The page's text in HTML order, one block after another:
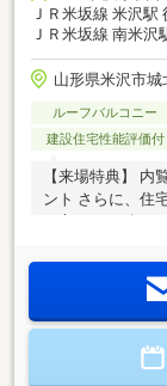
ＪＲ米坂線 米沢駅
ＪＲ米坂線 南米沢
山形県米沢市城
ルーフバルコニー
建設住宅性能評価付
【来場特典】
ント さらに、住宅ローン事前審査、半年以内に住宅購入予定
住宅性能評価5
♪◎充実の設備、